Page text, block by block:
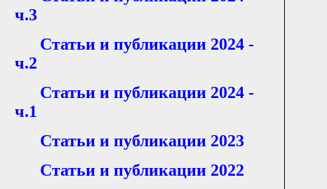
ч.3
Статьи и публикации 2024 -
ч.2
Статьи и публикации 2024 -
ч.1
Статьи и публикации 2023
Статьи и публикации 2022